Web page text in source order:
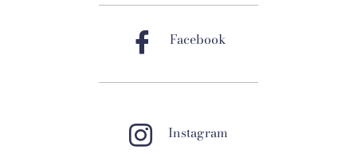
Facebook
Instagram